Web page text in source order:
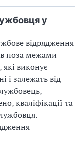
у
відрядження
поза межами
виконує
і залежать від
кваліфікації та